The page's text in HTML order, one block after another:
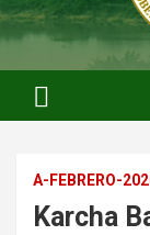
ARTURO
A-FEBRERO-
Karcha